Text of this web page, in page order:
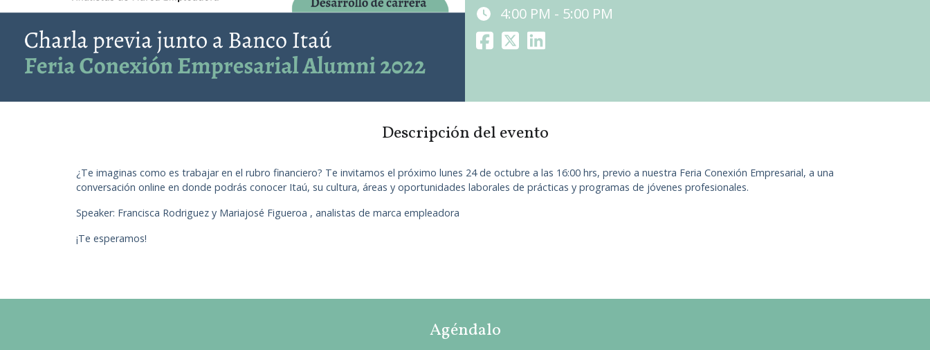
4:00 PM - 5:00 PM
Descripción del evento
¿Te imaginas como es trabajar en el rubro financiero? Te invitamos el próximo lunes 24 de octubre a las 16:00 hrs, previo a nuestra Feria Conexión Empresarial, a una
conversación online en donde podrás conocer Itaú, su cultura, áreas y oportunidades laborales de prácticas y programas de jóvenes profesionales.
Speaker: Francisca Rodriguez y Mariajosé Figueroa , analistas de marca empleadora
¡Te esperamos!
Agéndalo